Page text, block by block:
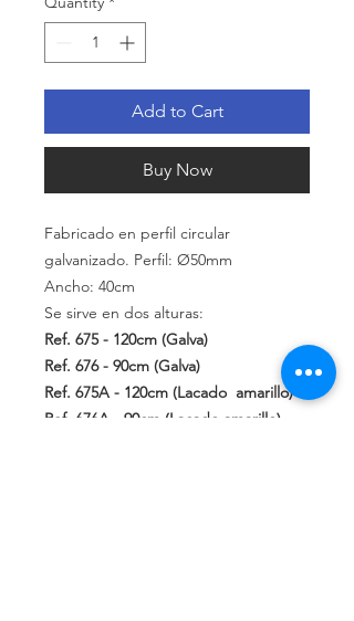
Add to Cart
Buy Now
Fabricado en perfil circular
galvanizado. Perfil: Ø50mm
Ancho: 40cm
Se sirve en dos alturas:
Ref. 675- 120cm (Galva)
Ref. 676- 90cm (Galva)
Ref. 675A - 120cm (Lacado amarillo)
Ref. 676A - 90cm (Lacado amarillo)